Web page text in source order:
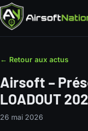
← Retour aux actus
Airsoft –
LOADOUT
26 mai 2026